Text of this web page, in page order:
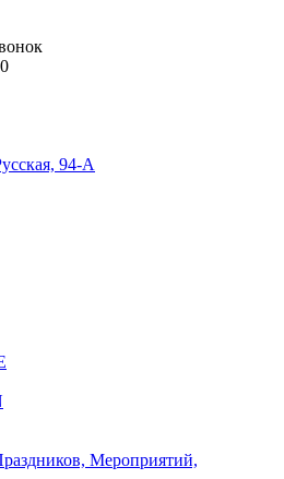
94-А
Мероприятий,